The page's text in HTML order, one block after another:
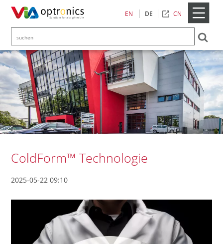
EN DE CN
ColdForm™ Technologie
2025-05-22 09:10